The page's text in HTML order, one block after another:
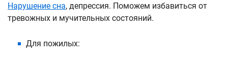
Нарушение сна, депрессия. Поможем избавиться от
тревожных и мучительных состояний.
Для пожилых: